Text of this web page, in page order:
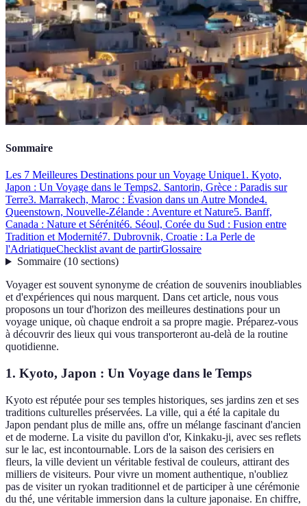
Sommaire
Les 7 Meilleures Destinations pour un Voyage Unique1. Kyoto,
Japon : Un Voyage dans le Temps2. Santorin, Grèce : Paradis sur
Terre3. Marrakech, Maroc : Évasion dans un Autre Monde4.
Queenstown, Nouvelle-Zélande : Aventure et Nature5. Banff,
Canada : Nature et Sérénité6. Séoul, Corée du Sud : Fusion entre
Tradition et Modernité7. Dubrovnik, Croatie : La Perle de
l'AdriatiqueChecklist avant de partirGlossaire
Sommaire(10 sections)
Voyager est souvent synonyme de création de souvenirs inoubliables
et d'expériences qui nous marquent. Dans cet article, nous vous
proposons un tour d'horizon des meilleures destinations pour un
voyage unique, où chaque endroit a sa propre magie. Préparez-vous
à découvrir des lieux qui vous transporteront au-delà de la routine
quotidienne.
1. Kyoto, Japon : Un Voyage dans le Temps
Kyoto est réputée pour ses temples historiques, ses jardins zen et ses
traditions culturelles préservées. La ville, qui a été la capitale du
Japon pendant plus de mille ans, offre un mélange fascinant d'ancien
et de moderne. La visite du pavillon d'or, Kinkaku-ji, avec ses reflets
sur le lac, est incontournable. Lors de la saison des cerisiers en
fleurs, la ville devient un véritable festival de couleurs, attirant des
milliers de visiteurs. Pour vivre un moment authentique, n'oubliez
pas de visiter un ryokan traditionnel et de participer à une cérémonie
du thé, une véritable immersion dans la culture japonaise. En chiffre,